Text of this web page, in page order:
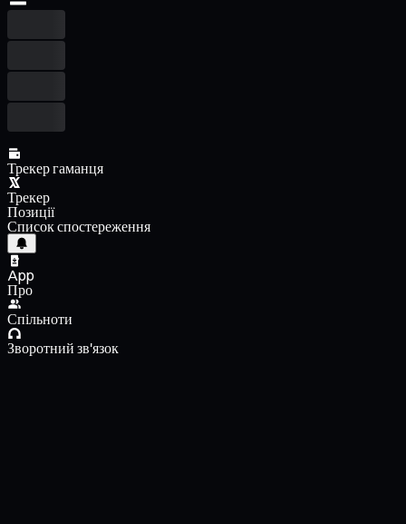
Трекер гаманця
Трекер
Позиції
Список спостереження
App
Про
Спільноти
Зворотний зв'язок